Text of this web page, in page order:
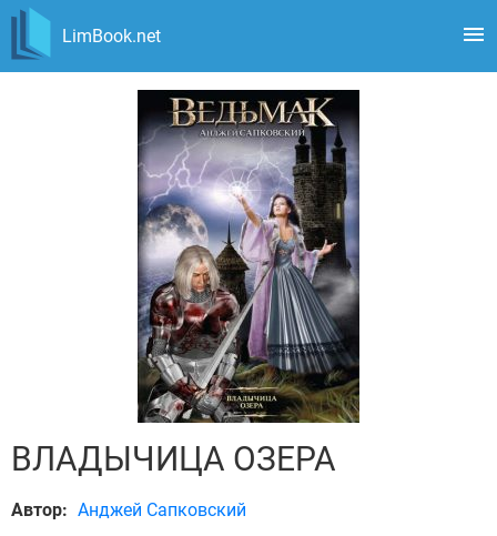
LimBook.net
ВЛАДЫЧИЦА ОЗЕРА
Автор: Анджей Сапковский